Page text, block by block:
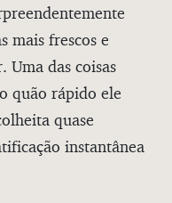
mais frescos e
Uma das coisas
quão rápido ele
quase
instantânea